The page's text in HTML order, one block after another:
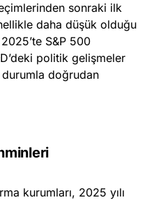
sonraki ilk
daha düşük olduğu
S&P 500
politik gelişmeler
doğrudan
kurumları, 2025 yılı